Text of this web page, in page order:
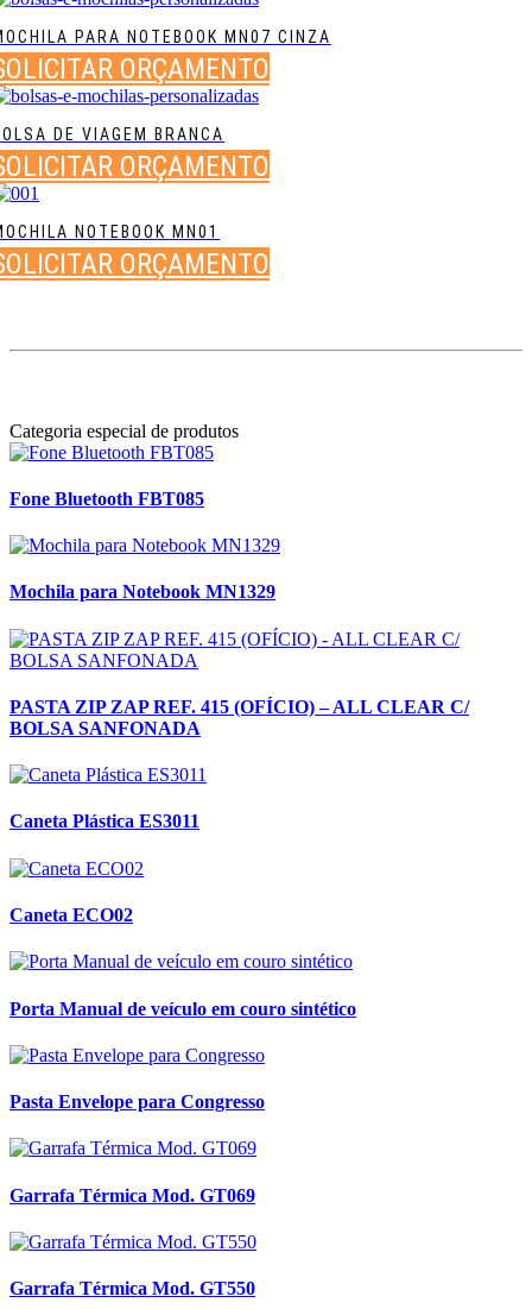
PARA NOTEBOOK MN07 CINZA
ORÇAMENTO
DE VIAGEM BRANCA
ORÇAMENTO
NOTEBOOK MN01
ORÇAMENTO
Categoria especial de produtos
Fone Bluetooth FBT085
Mochila para Notebook MN1329
PASTA ZIP ZAP REF. 415 (OFÍCIO) – ALL CLEAR C/
BOLSA SANFONADA
Caneta Plástica ES3011
Caneta ECO02
Porta Manual de veículo em couro sintético
Pasta Envelope para Congresso
Garrafa Térmica Mod. GT069
Garrafa Térmica Mod. GT550